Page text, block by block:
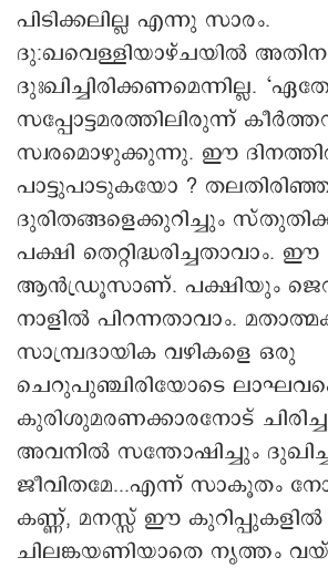
പിടിക്കലില്ല എന്നു സാരം.
ദു:ഖവെള്ളിയാഴ്ചയില്‍
ദുഃഖിച്ചിരിക്കണമെന്നില്ല.
സപ്പോട്ടമരത്തിലിരുന്ന്
സ്വരമൊഴുക്കുന്നു. ഈ
പാട്ടുപാടുകയോ ? തലതിരിഞ്ഞ
ദുരിതങ്ങളെക്കുറിച്ചും
പക്ഷി തെറ്റിദ്ധരിച്ചതാവാം.
ആന്‍ഡ്രൂസാണ്. പക്ഷിയും
നാളില്‍ പിറന്നതാവാം.
സാമ്പ്രദായിക വഴികളെ ഒരു
ചെറുപുഞ്ചിരിയോടെ
കുരിശുമരണക്കാരനോട്
അവനില്‍ സന്തോഷിച്ചും
ജീവിതമേ...എന്ന് സാകൂതം
കണ്ണ്, മനസ്സ് ഈ കുറിപ്പുകളില്‍
ചിലങ്കയണിയാതെ നൃത്തം